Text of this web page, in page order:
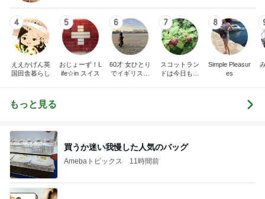
4
ええかげん英
国田舎暮らし
5
おじょーず！L
ife☆in スイス
6
60才 女ひとり
でイギリスに
7
スコットラン
ドは今日も曇
8
Simple Pleasur
es
もっと見る
買うか迷い我慢した人気のバッグ
Amebaトピックス 11時間前